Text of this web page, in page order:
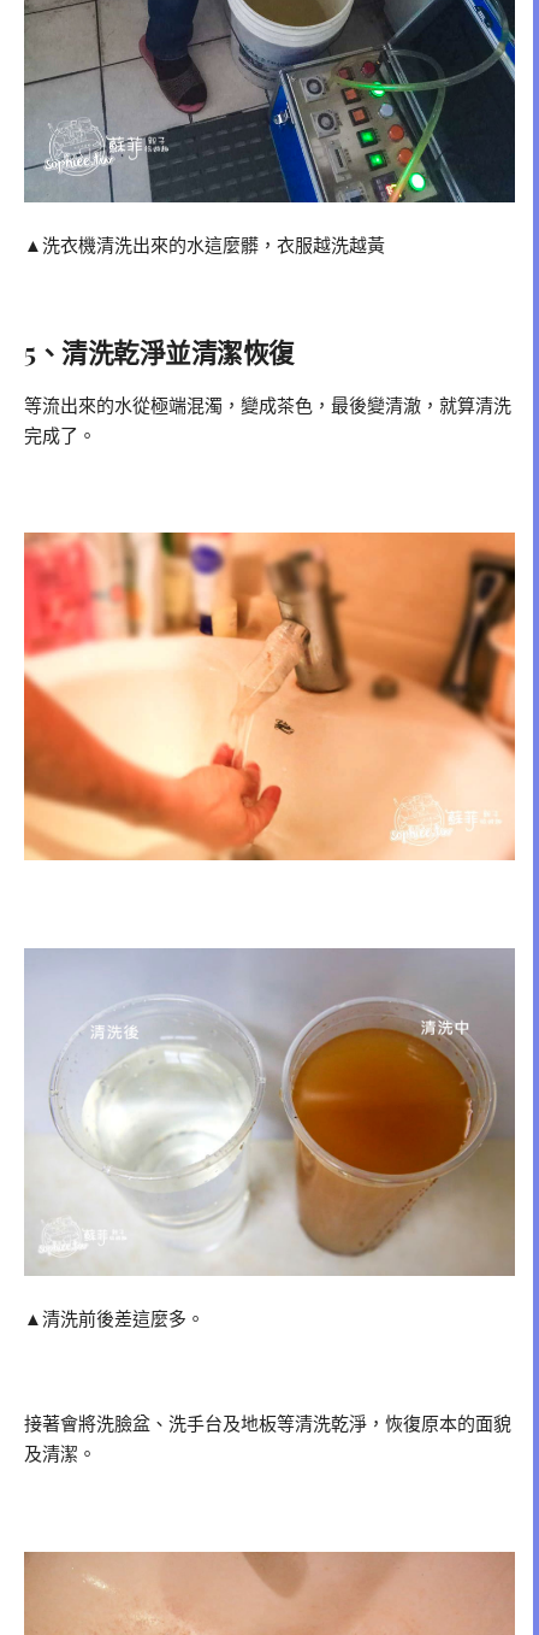
▲洗衣機清洗出來的水這麼髒，衣服越洗越黃
5、清洗乾淨並清潔恢復
等流出來的水從極端混濁，變成茶色，最後變清澈，就算清洗
完成了。
▲清洗前後差這麼多。
接著會將洗臉盆、洗手台及地板等清洗乾淨，恢復原本的面貌
及清潔。